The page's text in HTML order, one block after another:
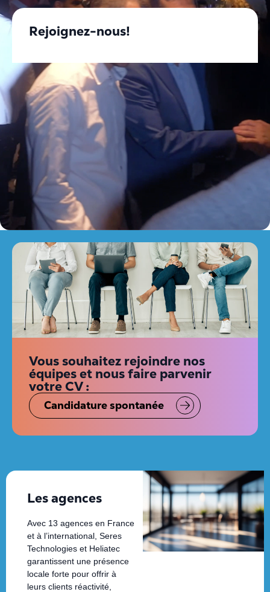
Rejoignez-nous!
Vous souhaitez rejoindre nos
équipes et nous faire parvenir
votre CV :
Candidature spontanée
Les agences
Avec 13 agences en France
et à l’international, Seres
Technologies et Heliatec
garantissent une présence
locale forte pour offrir à
leurs clients réactivité,